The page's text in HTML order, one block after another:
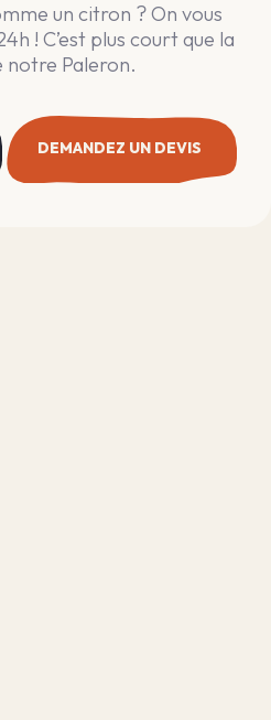
un citron ? On vous
! C’est plus court que la
notre Paleron.
DEMANDEZ UN DEVIS